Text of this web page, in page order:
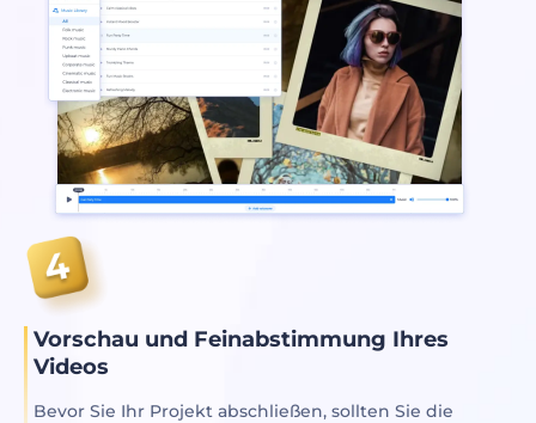
Vorschau und Feinabstimmung Ihres
Videos
Bevor Sie Ihr Projekt abschließen, sollten Sie die